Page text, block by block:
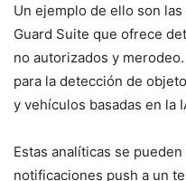
Un ejemplo de ello son
Guard Suite que ofrece
no autorizados y
para la detección de
y vehículos basadas en la
Estas analíticas se
notificaciones push a un